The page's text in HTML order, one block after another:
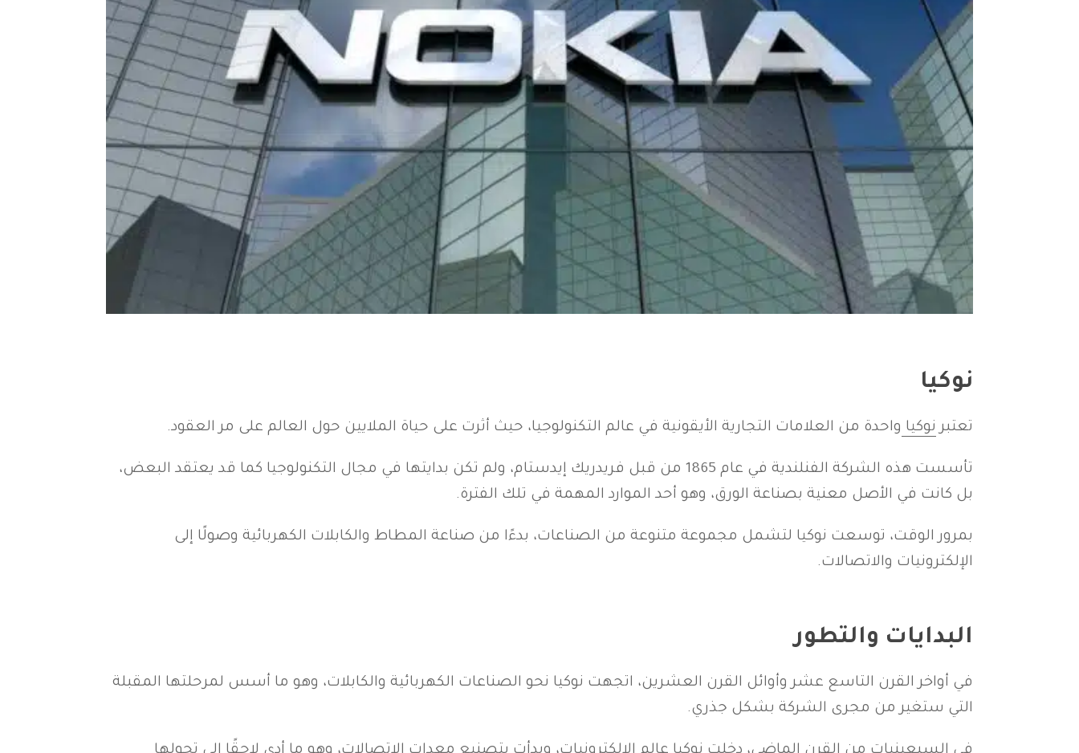
نوكيا
تعتبر نوكيا واحدة من العلامات التجارية الأيقونية في عالم التكنولوجيا، حيث أثرت على حياة الملايين حول العالم على مر العقود.
تأسست هذه الشركة الفنلندية في عام 1865 من قبل فريدريك إيدستام، ولم تكن بدايتها في مجال التكنولوجيا كما قد يعتقد البعض،
بل كانت في الأصل معنية بصناعة الورق، وهو أحد الموارد المهمة في تلك الفترة.
بمرور الوقت، توسعت نوكيا لتشمل مجموعة متنوعة من الصناعات، بدءًا من صناعة المطاط والكابلات الكهربائية وصولًا إلى
الإلكترونيات والاتصالات.
البدايات والتطور
في أواخر القرن التاسع عشر وأوائل القرن العشرين، اتجهت نوكيا نحو الصناعات الكهربائية والكابلات، وهو ما أسس لمرحلتها المقبلة
التي ستغير من مجرى الشركة بشكل جذري.